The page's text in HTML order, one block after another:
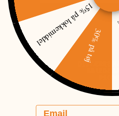
30% på tøj
15% på lokkemiddel
Email